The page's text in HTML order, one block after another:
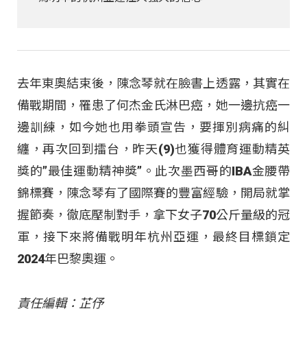
去年東奧結束後，陳念琴就在臉書上透露，其實在
備戰期間，罹患了何杰金氏淋巴癌，她一邊抗癌一
邊訓練，如今她也用拳頭宣告，要揮別病痛的糾
纏，再次回到擂台，昨天(9)也獲得體育運動精英
獎的”最佳運動精神獎”。此次墨西哥的IBA金腰帶
錦標賽，陳念琴有了國際賽的豐富經驗，開局就掌
握節奏，徹底壓制對手，拿下女子70公斤量級的冠
軍，接下來將備戰明年杭州亞運，最終目標鎖定
2024年巴黎奧運。
責任編輯：芷伃